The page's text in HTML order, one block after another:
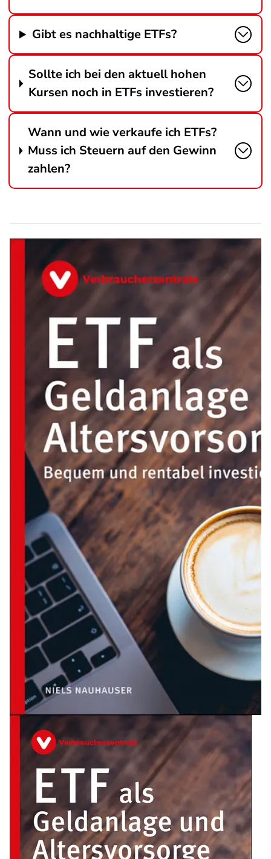
Gibt es nachhaltige ETFs?
Sollte ich bei den aktuell hohen
Kursen noch in ETFs investieren?
Wann und wie verkaufe ich ETFs?
Muss ich Steuern auf den Gewinn
zahlen?